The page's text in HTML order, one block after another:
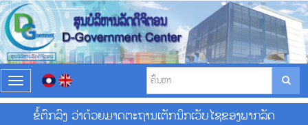
T
o
g
ຂໍ້ຕົກລົງ ວ່າດ້ວຍມາດຕະຖານເຕັກນິກເວັບໄຊຂອງພາກລັດ